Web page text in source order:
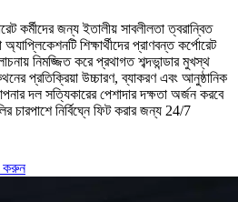
কর্মীদের জন্য ইতালীয় সাবলীলতা ত্বরান্বিত
শিক্ষার্থীদের প্রাণবন্ত কর্পোরেট
নিমজ্জিত করে প্রথাগত শব্দভান্ডার মুখস্থ
প্রতিক্রিয়া উচ্চারণ, ব্যাকরণ এবং আনুষ্ঠানিক
দল সত্যিকারের পেশাদার দক্ষতা অর্জন করবে
চারপাশে নির্বিঘ্নে ফিট করার জন্য 24/7
করুন